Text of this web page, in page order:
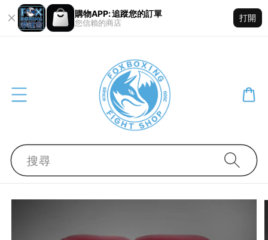
購物APP: 追蹤您的訂單
您信賴的商店
打開
搜尋